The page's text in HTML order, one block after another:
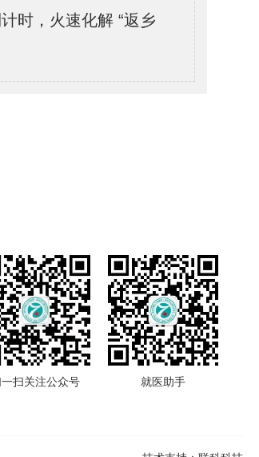
时，火速化解 “返乡
扫关注公众号 就医助手